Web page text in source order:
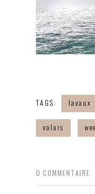
TAGS: lavaux
valais
0 COMMENTAIRE